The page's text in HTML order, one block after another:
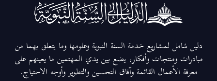
دليل شامل لمشاريع خدمة السنة النبوية وعلومها وما يتعلق بهما من
مبادرات ومنتجات وأفكار، يضع بين يدي المهتمين ما يعينهم على
معرفة الأعمال القائمة وآفاق التحسين والتطوير وأوجه الاحتياج.